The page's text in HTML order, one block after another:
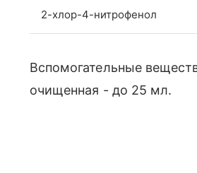
2-хлор-4-нитрофенол
Вспомогательные
очищенная - до 25 мл.